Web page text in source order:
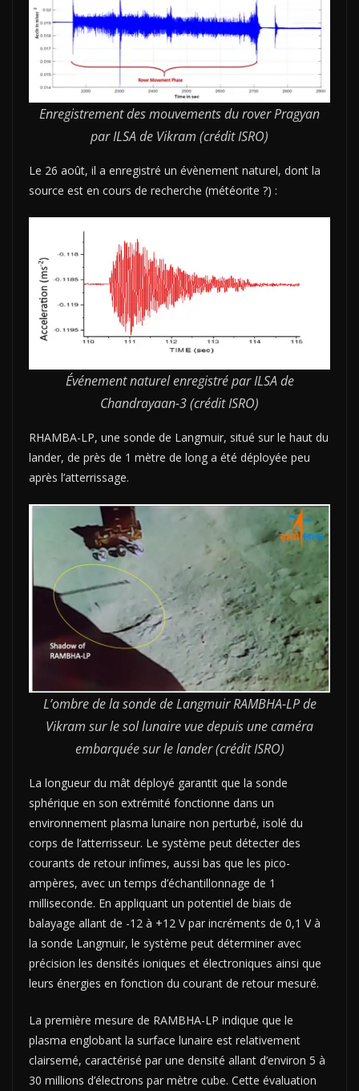
Enregistrement des mouvements du rover Pragyan
par ILSA de Vikram (crédit ISRO)
Le 26 août, il a enregistré un évènement naturel, dont la
source est en cours de recherche (météorite ?) :
Événement naturel enregistré par ILSA de
Chandrayaan-3 (crédit ISRO)
RHAMBA-LP, une sonde de Langmuir, situé sur le haut du
lander, de près de 1 mètre de long a été déployée peu
après l’atterrissage.
L’ombre de la sonde de Langmuir RAMBHA-LP de
Vikram sur le sol lunaire vue depuis une caméra
embarquée sur le lander (crédit ISRO)
La longueur du mât déployé garantit que la sonde
sphérique en son extrémité fonctionne dans un
environnement plasma lunaire non perturbé, isolé du
corps de l’atterrisseur. Le système peut détecter des
courants de retour infimes, aussi bas que les pico-
ampères, avec un temps d’échantillonnage de 1
milliseconde. En appliquant un potentiel de biais de
balayage allant de -12 à +12 V par incréments de 0,1 V à
la sonde Langmuir, le système peut déterminer avec
précision les densités ioniques et électroniques ainsi que
leurs énergies en fonction du courant de retour mesuré.
La première mesure de RAMBHA-LP indique que le
plasma englobant la surface lunaire est relativement
clairsemé, caractérisé par une densité allant d’environ 5 à
30 millions d’électrons par mètre cube. Cette évaluation